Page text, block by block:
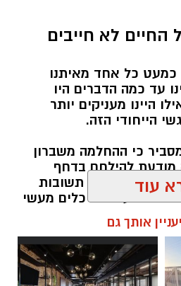
נחשף? צילומים מאירוע
בכתבה? נשמח שתשתפו
לא חייבים
כמעט כל אחד מאיתנו
עד כמה הדברים היו
היינו מעניקים יותר
הייחודי הזה.
מסביר כי ההחלמה משברון
להילחם בדחף
העבר ולחפש תשובות
הוא מציע ארגז כלים מעשי
להשתחרר מהכאב ולהמשיך
לפעמים, אבל אנחנו לא
עוד
אותך גם